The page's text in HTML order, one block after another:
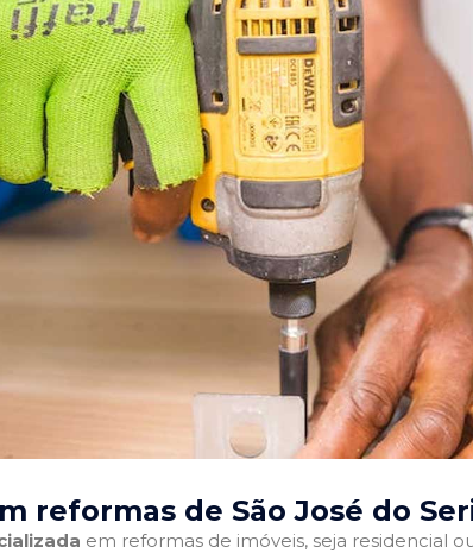
reformas de São José do
em reformas de imóveis, seja residencial